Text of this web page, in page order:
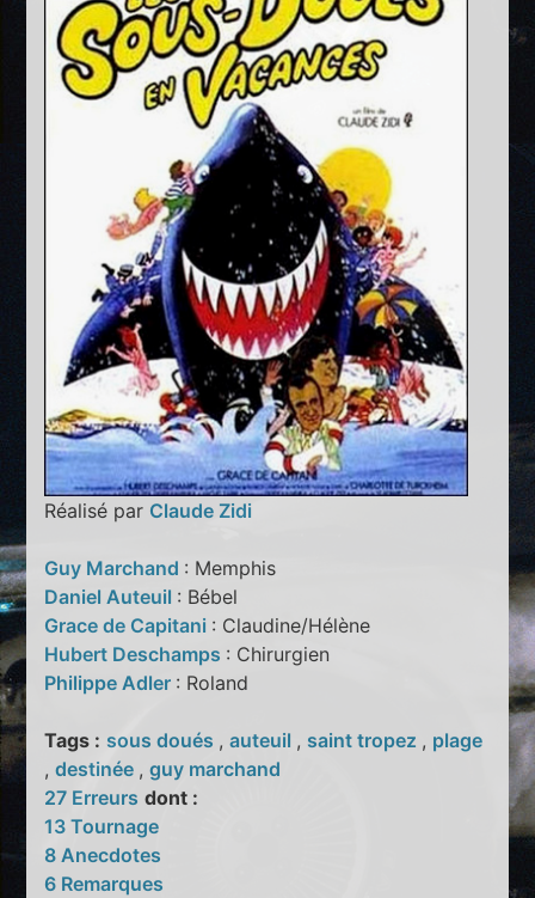
Réalisé par Claude Zidi
Guy Marchand : Memphis
Daniel Auteuil : Bébel
Grace de Capitani : Claudine/Hélène
Hubert Deschamps : Chirurgien
Philippe Adler : Roland
Tags : sous doués ,auteuil , saint tropez , plage
,destinée ,guy marchand
27 Erreurs dont :
13 Tournage
8 Anecdotes
6 Remarques